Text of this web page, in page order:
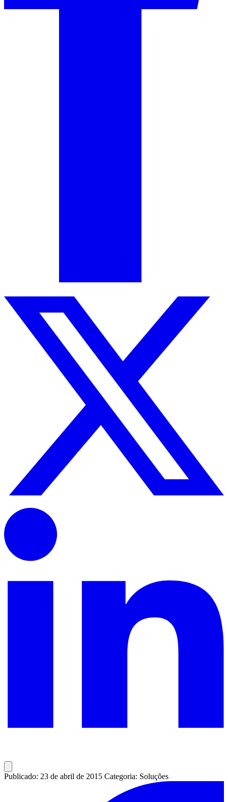
Publicado: 23 de abril de 2015 Categoria: Soluções